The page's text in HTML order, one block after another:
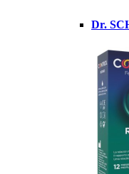
Dr.